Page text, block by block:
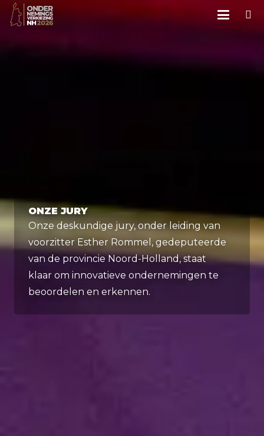
ONZE JURY
Onze deskundige jury, onder leiding van
voorzitter Esther Rommel, gedeputeerde
van de provincie Noord-Holland, staat
klaar om innovatieve ondernemingen te
beoordelen en erkennen.